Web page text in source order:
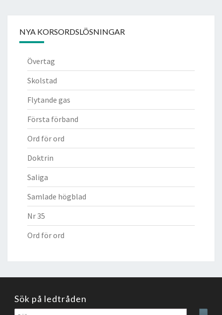
NYA KORSORDSLÖSNINGAR
Övertag
Skolstad
Flytande gas
Första förband
Ord för ord
Doktrin
Saliga
Samlade högblad
Nr 35
Ord för ord
Sök på ledtråden
Sök